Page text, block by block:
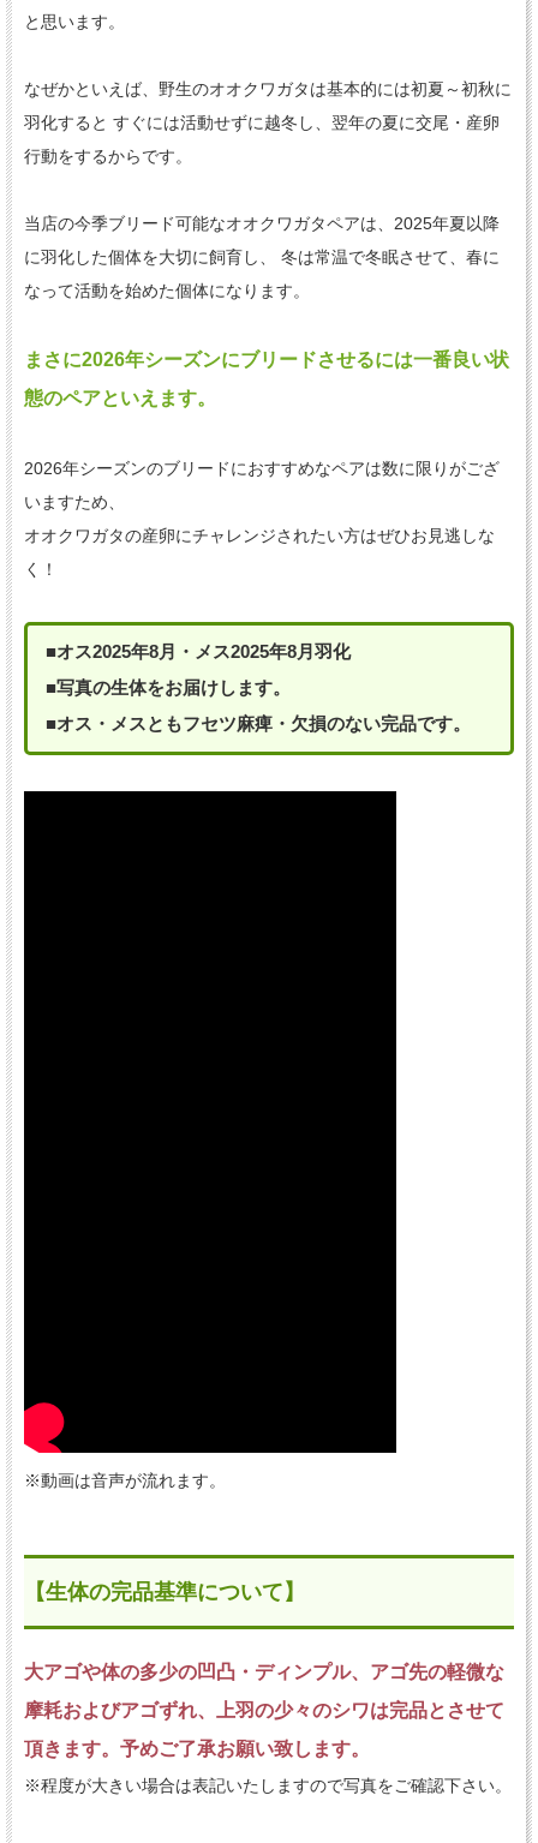
と思います。
なぜかといえば、野生のオオクワガタは基本的には初夏～初秋に
羽化すると すぐには活動せずに越冬し、翌年の夏に交尾・産卵
行動をするからです。
当店の今季ブリード可能なオオクワガタペアは、2025年夏以降
に羽化した個体を大切に飼育し、 冬は常温で冬眠させて、春に
なって活動を始めた個体になります。
まさに2026年シーズンにブリードさせるには一番良い状
態のペアといえます。
2026年シーズンのブリードにおすすめなペアは数に限りがござ
いますため、
オオクワガタの産卵にチャレンジされたい方はぜひお見逃しな
く！
■オス2025年8月・メス2025年8月羽化
■写真の生体をお届けします。
■オス・メスともフセツ麻痺・欠損のない完品です。
※動画は音声が流れます。
【生体の完品基準について】
大アゴや体の多少の凹凸・ディンプル、アゴ先の軽微な
摩耗およびアゴずれ、上羽の少々のシワは完品とさせて
頂きます。予めご了承お願い致します。
※程度が大きい場合は表記いたしますので写真をご確認下さい。